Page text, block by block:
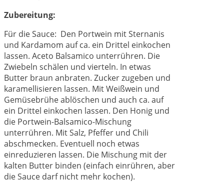
Zubereitung:
Für die Sauce: Den Portwein mit Sternanis
und Kardamom auf ca. ein Drittel einkochen
lassen. Aceto Balsamico unterrühren. Die
Zwiebeln schälen und vierteln. In etwas
Butter braun anbraten. Zucker zugeben und
karamellisieren lassen. Mit Weißwein und
Gemüsebrühe ablöschen und auch ca. auf
ein Drittel einkochen lassen. Den Honig und
die Portwein-Balsamico-Mischung
unterrühren. Mit Salz, Pfeffer und Chili
abschmecken. Eventuell noch etwas
einreduzieren lassen. Die Mischung mit der
kalten Butter binden (einfach einrühren, aber
die Sauce darf nicht mehr kochen).